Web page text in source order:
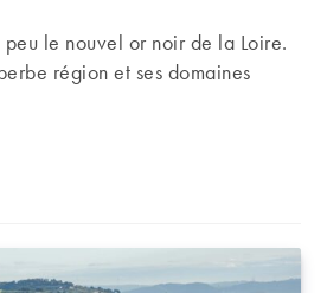
peu le nouvel or noir de la Loire.
région et ses domaines
noir : nouvel eldorado au cœur de la vallée